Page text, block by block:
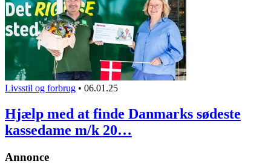
Livsstil og forbrug • 06.01.25
Hjælp med at finde Danmarks sødeste
kassedame m/k 20…
Annonce